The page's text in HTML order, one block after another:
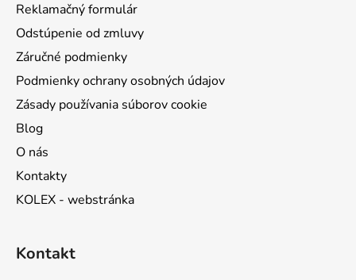
Reklamačný formulár
Odstúpenie od zmluvy
Záručné podmienky
Podmienky ochrany osobných údajov
Zásady používania súborov cookie
Blog
O nás
Kontakty
KOLEX - webstránka
Kontakt